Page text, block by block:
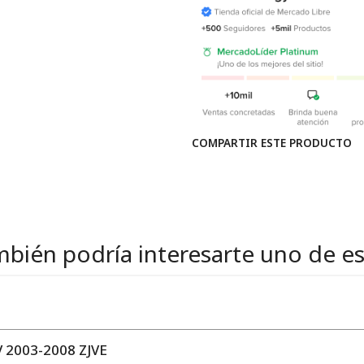
COMPARTIR ESTE PRODUCTO
podría interesarte uno de
2008 ZJVE